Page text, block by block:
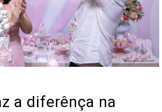
a diferênça na